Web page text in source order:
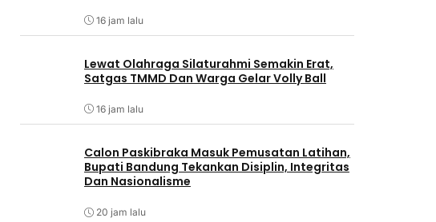
16 jam lalu
Lewat Olahraga Silaturahmi Semakin Erat,
Satgas TMMD Dan Warga Gelar Volly Ball
16 jam lalu
Calon Paskibraka Masuk Pemusatan Latihan,
Bupati Bandung Tekankan Disiplin, Integritas
Dan Nasionalisme
20 jam lalu